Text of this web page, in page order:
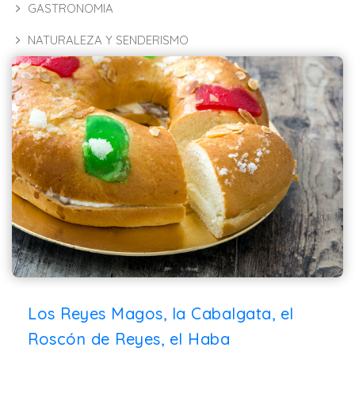
GASTRONOMIA
NATURALEZA Y SENDERISMO
Los Reyes Magos, la Cabalgata, el
Roscón de Reyes, el Haba